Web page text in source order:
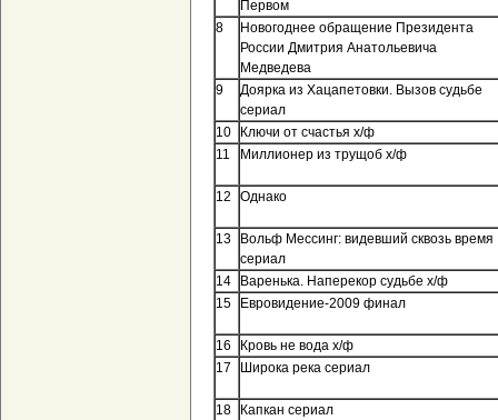
Первом
8
Новогоднее обращение Президента
России Дмитрия Анатольевича
Медведева
9
Доярка из Хацапетовки. Вызов судьбе
сериал
10
Ключи от счастья х/ф
11
Миллионер из трущоб х/ф
12 Однако
13
Вольф Мессинг: видевший сквозь время
сериал
14
Варенька. Наперекор судьбе х/ф
15
Евровидение-2009 финал
16
Кровь не вода х/ф
17
Широка река сериал
18
Капкан сериал